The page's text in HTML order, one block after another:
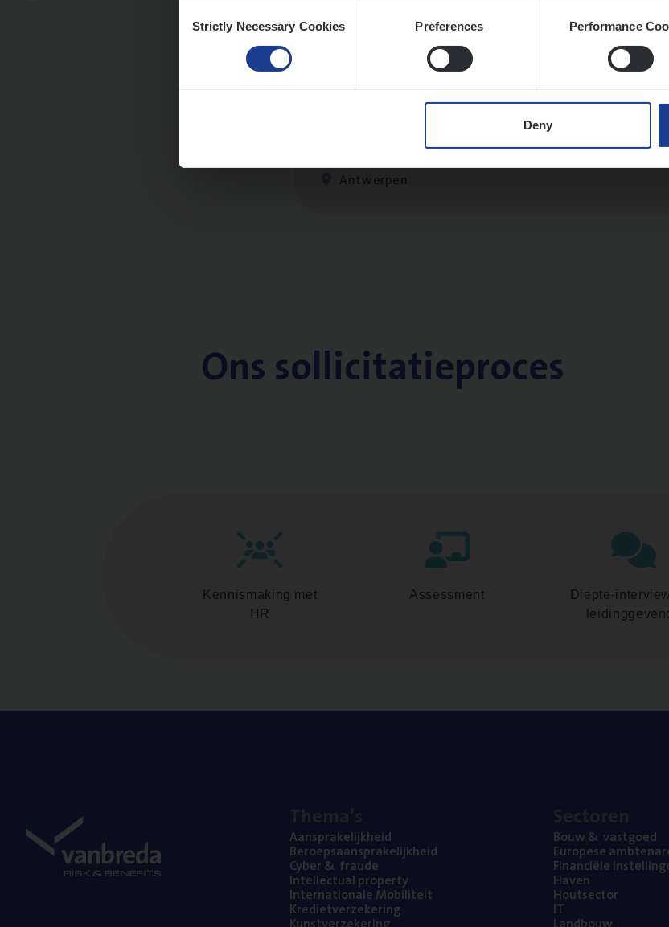
Selection
Strictly Necessary Cookies Preferences Performance
Deny
Antwerpen
Pro­ject Manager
IT, Change & Innovation
Antwerpen
Ons sollicitatieproces
Kennismaking met
HR
Assessment
Diepte-
Aan­spra­ke­lijk­heid
Beroeps­aan­spra­ke­lijk­heid
Cyber& fraude
Intel­lec­tu­al property
Inter­na­ti­o­na­le Mobiliteit
Kre­diet­ver­ze­ke­ring
Bouw& vastgoed
Euro­pe­se
Finan­ci­ë­le
Haven
Hout­sec­tor
IT